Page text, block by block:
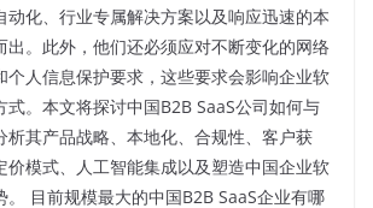
动化、行业专属解决方案以及响应迅速的本
出。此外，他们还必须应对不断变化的网络
个人信息保护要求，这些要求会影响企业软
式。本文将探讨中国B2B SaaS公司如何与
析其产品战略、本地化、合规性、客户获
价模式、人工智能集成以及塑造中国企业软
。 目前规模最大的中国B2B SaaS企业有哪